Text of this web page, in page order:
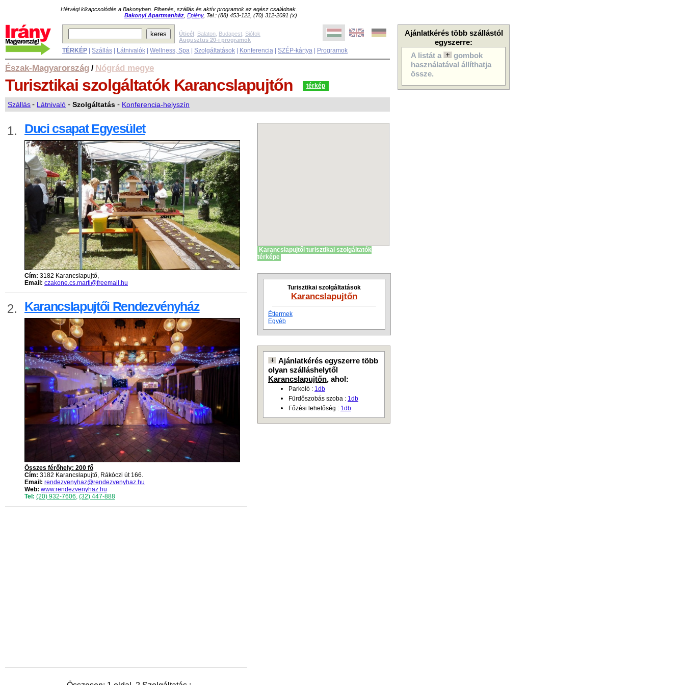
Hétvégi kikapcsolódás a Bakonyban. Pihenés, szállás és aktív programok az egész családnak.
Bakonyi Apartmanház Eplény, Tel.: (88) 453-122, (70) 312-2091 (x)
Ajánlatkérés több szállástól
egyszerre:
A listát a
gombok
használatával állíthatja
össze.
Úticél: Balaton Budapest Siófok
Augusztus 20-i programok
TÉRKÉP Szállás Látnivalók Wellness, Spa Szolgáltatások Konferencia SZÉP-kártya Programok
Észak-Magyarország / Nógrád megye
Turisztikai szolgáltatók Karancslapujtőn térkép
Szállás- Látnivaló - Szolgáltatás - Konferencia-helyszín
1. Duci csapat Egyesület
Cím: 3182 Karancslapujtő,
Email: czakone.cs.marti@freemail.hu
2. Karancslapujtői Rendezvényház
Összes férőhely: 200 fő
Cím: 3182 Karancslapujtő, Rákóczi út 166.
Email: rendezvenyhaz@rendezvenyhaz.hu
Web: www.rendezvenyhaz.hu
Tel: (20) 932-7606, (32) 447-888
Karancslapujtői turisztikai szolgáltatók
térképe
Turisztikai szolgáltatások
Karancslapujtőn
Éttermek
Egyéb
Ajánlatkérés egyszerre több
olyan szálláshelytől
Karancslapujtőn, ahol:
Parkoló : 1db
Fürdőszobás szoba : 1db
Főzési lehetőség : 1db